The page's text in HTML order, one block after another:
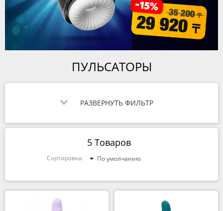
ПУЛЬСАТОРЫ
РАЗВЕРНУТЬ ФИЛЬТР
5 Товаров
Сортировка: По умолчанию